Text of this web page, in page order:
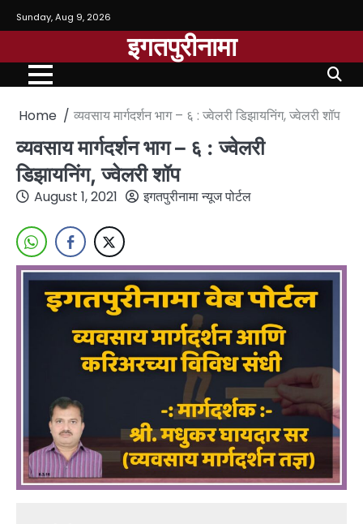
Sunday, Aug 9, 2026
इगतपुरीनामा
Home व्यवसाय मार्गदर्शन भाग – ६ : ज्वेलरी डिझायनिंग, ज्वेलरी शॉप
व्यवसाय मार्गदर्शन भाग – ६ : ज्वेलरी
डिझायनिंग, ज्वेलरी शॉप
August 1, 2021 इगतपुरीनामा न्यूज पोर्टल